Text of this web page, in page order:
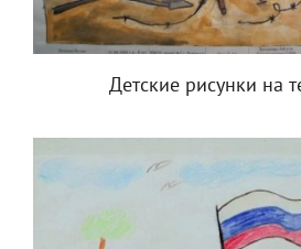
Детские рисунки на